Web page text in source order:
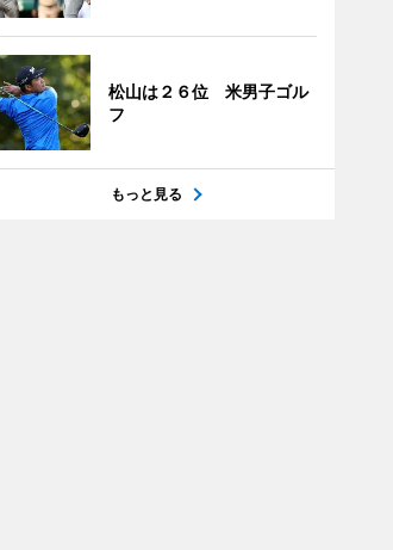
松山は２６位 米男子ゴル
フ
もっと見る